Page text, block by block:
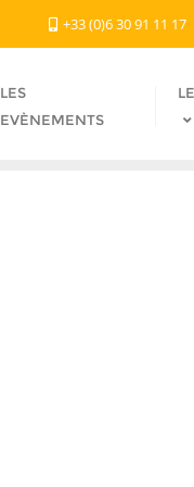
+33 (0)6 30 91 11 17
LES
EVÈNEMENTS